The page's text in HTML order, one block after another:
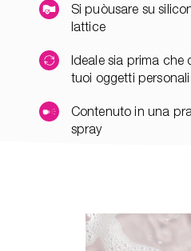
Si puòusare su
lattice
Ideale sia prima che
tuoi oggetti personali
Contenuto in una
spray